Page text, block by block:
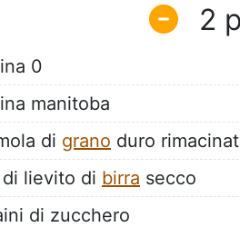
2
0
manitoba
di grano duro
lievito di birra secco
di zucchero